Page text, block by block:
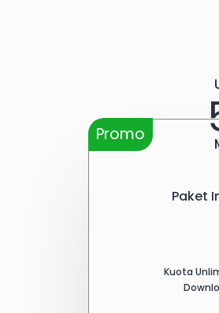
Promo
Paket
Kuota